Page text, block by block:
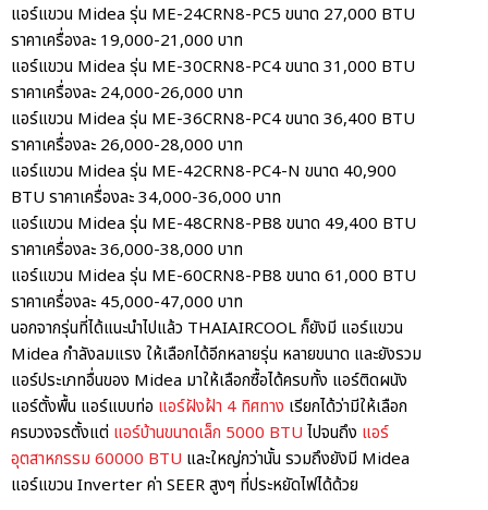
แอร์แขวน Midea รุ่น ME-24CRN8-PC5 ขนาด 27,000 BTU
ราคาเครื่องละ 19,000-21,000 บาท
แอร์แขวน Midea รุ่น ME-30CRN8-PC4 ขนาด 31,000 BTU
ราคาเครื่องละ 24,000-26,000 บาท
แอร์แขวน Midea รุ่น ME-36CRN8-PC4 ขนาด 36,400 BTU
ราคาเครื่องละ 26,000-28,000 บาท
แอร์แขวน Midea รุ่น ME-42CRN8-PC4-N ขนาด 40,900
BTU ราคาเครื่องละ 34,000-36,000 บาท
แอร์แขวน Midea รุ่น ME-48CRN8-PB8 ขนาด 49,400 BTU
ราคาเครื่องละ 36,000-38,000 บาท
แอร์แขวน Midea รุ่น ME-60CRN8-PB8 ขนาด 61,000 BTU
ราคาเครื่องละ 45,000-47,000 บาท
นอกจากรุ่นที่ได้แนะนำไปแล้ว THAIAIRCOOL ก็ยังมี แอร์แขวน
Midea กำลังลมแรง ให้เลือกได้อีกหลายรุ่น หลายขนาด และยังรวม
แอร์ประเภทอื่นของ Midea มาให้เลือกซื้อได้ครบทั้ง แอร์ติดผนัง
แอร์ตั้งพื้น แอร์แบบท่อ แอร์ฝังฝ้า 4 ทิศทาง เรียกได้ว่ามีให้เลือก
ครบวงจรตั้งแต่ แอร์บ้านขนาดเล็ก 5000 BTU ไปจนถึง แอร์
อุตสาหกรรม 60000 BTU และใหญ่กว่านั้น รวมถึงยังมี Midea
แอร์แขวน Inverter ค่า SEERสูงๆ ที่ประหยัดไฟได้ด้วย